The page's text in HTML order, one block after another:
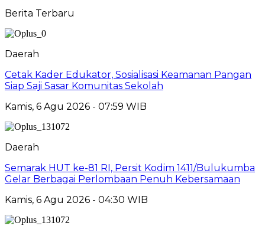
Berita Terbaru
Daerah
Cetak Kader Edukator, Sosialisasi Keamanan Pangan
Siap Saji Sasar Komunitas Sekolah
Kamis, 6 Agu 2026 - 07:59 WIB
Daerah
Semarak HUT ke-81 RI, Persit Kodim 1411/Bulukumba
Gelar Berbagai Perlombaan Penuh Kebersamaan
Kamis, 6 Agu 2026 - 04:30 WIB